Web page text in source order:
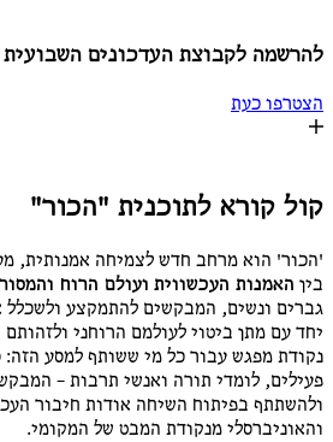
להרשמה לקבוצת העדכונים
הצטרפו כעת
קול קורא לתוכנית "הכור"
'הכור' הוא מרחב חדש לצמיחה אמנותית,
בין האמנות העכשווית ועולם הרוח
גברים ונשים, המבקשים להתמקצע
יחד עם מתן ביטוי לעולמם הרוחני
נקודת מפגש עבור כל מי ששותף למסע הזה:
פעילים, לומדי תורה ואנשי תרבות –
ולהשתתף בפיתוח השיחה אודות חיבור
והאוניברסלי מנקודת המבט של המקומי.